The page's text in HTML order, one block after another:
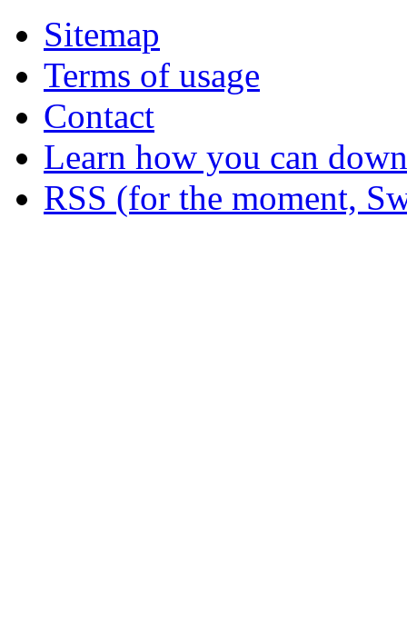
Sitemap
Terms of usage
Contact
Learn how you can
RSS (for the moment,